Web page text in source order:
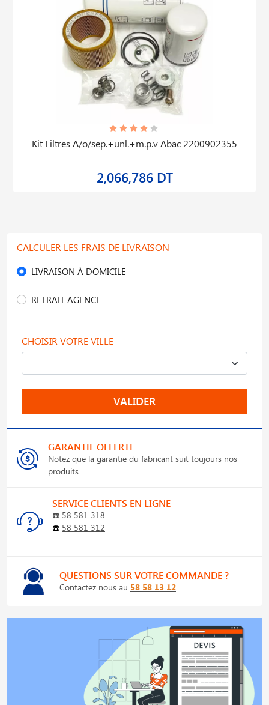
Kit Filtres A/o/sep.+unl.+m.p.v Abac 2200902355
2,066,786 DT
CALCULER LES FRAIS DE LIVRAISON
LIVRAISON À DOMICILE
RETRAIT AGENCE
CHOISIR VOTRE VILLE
VALIDER
GARANTIE OFFERTE
Notez que la garantie du fabricant suit toujours nos
produits
SERVICE CLIENTS EN LIGNE
☎️ 58 581 318
☎️ 58 581 312
QUESTIONS SUR VOTRE COMMANDE ?
Contactez nous au 58 58 13 12